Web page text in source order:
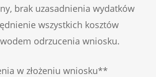
brak uzasadnienia wydatków
wszystkich kosztów
odrzucenia wniosku.
w złożeniu wniosku**